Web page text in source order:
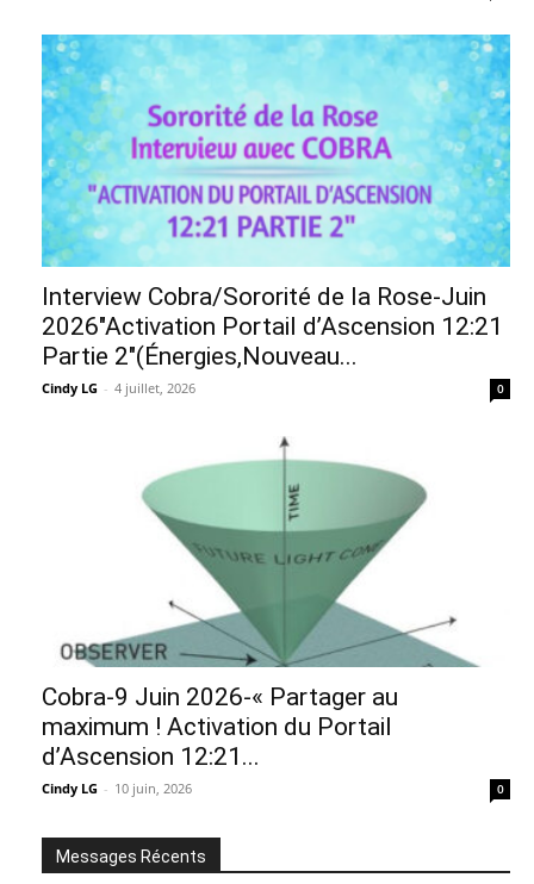
Interview Cobra/Sororité de la Rose-Juin
2026″Activation Portail d’Ascension 12:21
Partie 2″(Énergies,Nouveau...
Cindy LG - 4 juillet, 2026 0
Cobra-9 Juin 2026-« Partager au
maximum ! Activation du Portail
d’Ascension 12:21...
Cindy LG - 10 juin, 2026 0
Messages Récents